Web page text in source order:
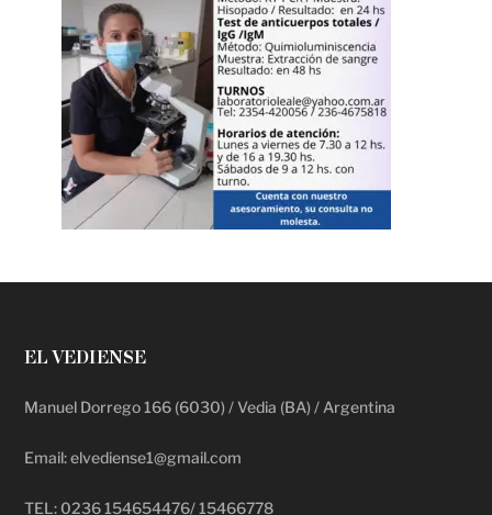
EL VEDIENSE
Manuel Dorrego 166 (6030) / Vedia (BA) / Argentina
Email: elvediense1@gmail.com
TEL: 0236 154654476/ 15466778